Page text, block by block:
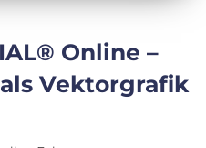
Online –
Vektorgrafik